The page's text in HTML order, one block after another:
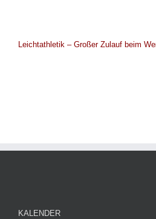
Leichtathletik – Großer Zulauf beim
KALENDER